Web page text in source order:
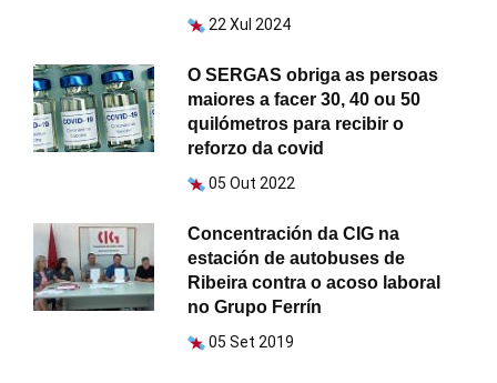
22 Xul 2024
O SERGAS obriga as persoas
maiores a facer 30, 40 ou 50
quilómetros para recibir o
reforzo da covid
05 Out 2022
Concentración da CIG na
estación de autobuses de
Ribeira contra o acoso laboral
no Grupo Ferrín
05 Set 2019